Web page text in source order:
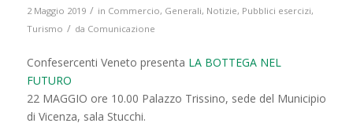
2 Maggio 2019 / in Commercio, Generali, Notizie, Pubblici esercizi,
Turismo / da Comunicazione
Confesercenti Veneto presenta LA BOTTEGA NEL
FUTURO
22 MAGGIO ore 10.00 Palazzo Trissino, sede del Municipio
di Vicenza, sala Stucchi.